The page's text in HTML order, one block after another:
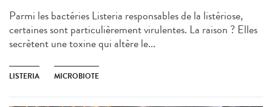
Parmi les bactéries Listeria responsables de la listériose,
certaines sont particulièrement virulentes. La raison ? Elles
secrètent une toxine qui altère le...
LISTERIA MICROBIOTE